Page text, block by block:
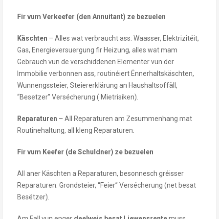
Fir vum Verkeefer (den Annuitant) ze bezuelen
Käschten – Alles wat verbraucht ass: Waasser, Elektrizitéit,
Gas, Energieversuergung fir Heizung, alles wat mam
Gebrauch vun de verschiddenen Elementer vun der
Immobilie verbonnen ass, routinéiert Ënnerhaltskäschten,
Wunnengssteier, Steiererklärung an Haushaltsoffäll,
“Besetzer” Versécherung ( Mietrisiken).
Reparaturen – All Reparaturen am Zesummenhang mat
Routinehaltung, all kleng Reparaturen.
Fir vum Keefer (de Schuldner) ze bezuelen
All aner Käschten a Reparaturen, besonnesch gréisser
Reparaturen: Grondsteier, “Feier” Versécherung (net besat
Besëtzer).